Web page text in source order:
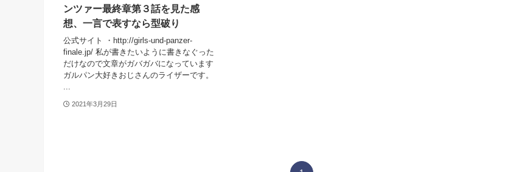
ンツァー最終章第３話を見た感
想、一言で表すなら型破り
公式サイト ・http://girls-und-panzer-
finale.jp/ 私が書きたいように書きなぐった
だけなので文章がガバガバになっています
ガルパン大好きおじさんのライザーです。
...
2021年3月29日